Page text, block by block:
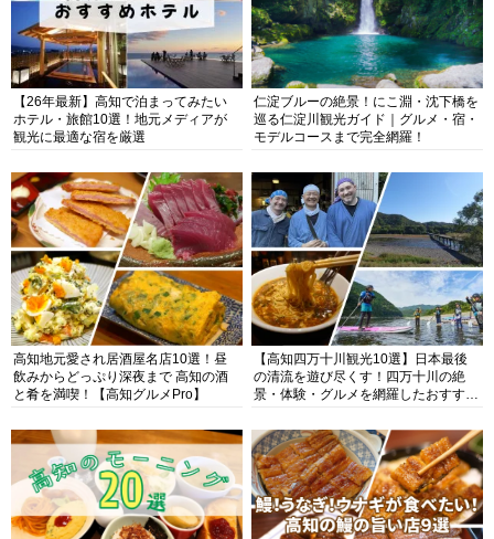
【26年最新】高知で泊まってみたい
ホテル・旅館10選！地元メディアが
観光に最適な宿を厳選
仁淀ブルーの絶景！にこ淵・沈下橋を
巡る仁淀川観光ガイド｜グルメ・宿・
モデルコースまで完全網羅！
高知地元愛され居酒屋名店10選！昼
飲みからどっぷり深夜まで 高知の酒
と肴を満喫！【高知グルメPro】
【高知四万十川観光10選】日本最後
の清流を遊び尽くす！四万十川の絶
景・体験・グルメを網羅したおすすめ